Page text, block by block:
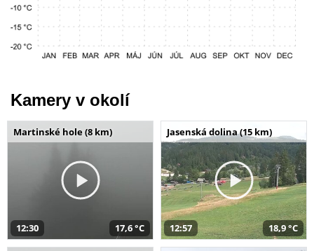
Kamery v okolí
Martinské hole (8 km)
12:30 17,6 °C
Jasenská dolina (15 km)
12:57 18,9 °C